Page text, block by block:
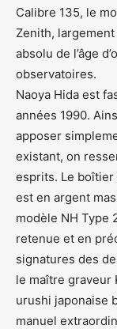
Calibre 135, le
Zenith,
absolu de l’âge
observatoires.
Naoya Hida est
années 1990.
apposer
existant, on
esprits. Le boîtier
est en argent
modèle NH Type
retenue et en
signatures des
le maître graveur
urushi japonaise
manuel